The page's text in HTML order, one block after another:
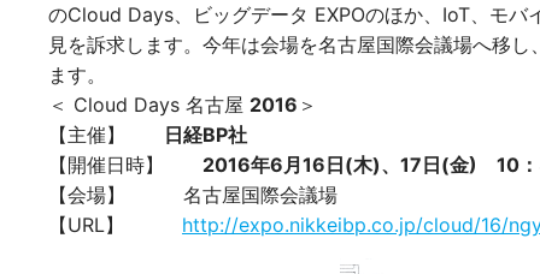
のCloud Days、ビッグデータ EXPOのほか、IoT、モ
見を訴求します。今年は会場を名古屋国際会議場へ移
ます。
＜ Cloud Days 名古屋 2016 ＞
【主催】 日経BP社
【開催日時】 2016年6月16日(木)、17日(金) 10
【会場】 名古屋国際会議場
【URL】 http://expo.nikkeibp.co.jp/cloud/16/